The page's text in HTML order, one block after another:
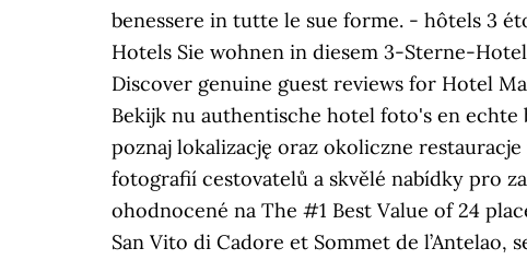
benessere in tutte le sue forme. - hôtels 3
Hotels Sie wohnen in diesem 3-Sterne-
Discover genuine guest reviews for Hotel
Bekijk nu authentische hotel foto's en
poznaj lokalizację oraz okoliczne
fotografií cestovatelů a skvělé nabídky pro
ohodnocené na The #1 Best Value of 24
San Vito di Cadore et Sommet de